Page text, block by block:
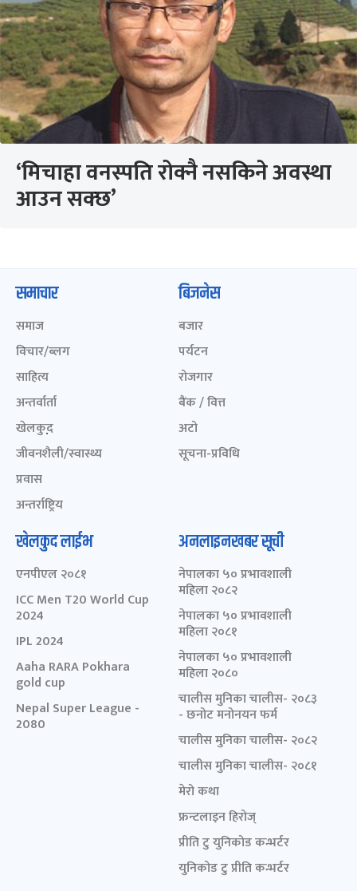
‘मिचाहा वनस्पति रोक्नै नसकिने अवस्था
आउन सक्छ’
समाचार
समाज
विचार/ब्लग
साहित्य
अन्तर्वार्ता
खेलकुद़़
जीवनशैली/स्वास्थ्य
प्रवास
अन्तर्राष्ट्रिय
बिजनेस
बजार
पर्यटन
रोजगार
बैंक / वित्त
अटो
सूचना-प्रविधि
खेलकुद लाईभ
एनपीएल २०८१
ICC Men T20 World Cup
2024
IPL 2024
Aaha RARA Pokhara
gold cup
Nepal Super League -
2080
अनलाइनखबर सूची
नेपालका ५० प्रभावशाली
महिला २०८२
नेपालका ५० प्रभावशाली
महिला २०८१
नेपालका ५० प्रभावशाली
महिला २०८०
चालीस मुनिका चालीस- २०८३
- छनोट मनोनयन फर्म
चालीस मुनिका चालीस- २०८२
चालीस मुनिका चालीस- २०८१
मेरो कथा
फ्रन्टलाइन हिरोज्
प्रीति टु युनिकोड कन्भर्टर
युनिकोड टु प्रीति कन्भर्टर